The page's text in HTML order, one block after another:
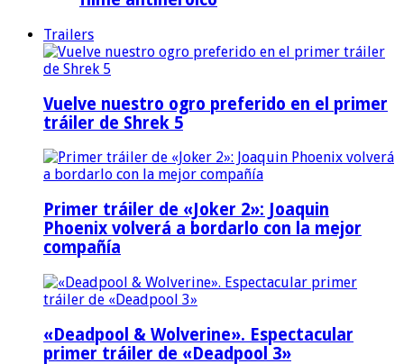
Trailers
Vuelve nuestro ogro preferido en el primer
tráiler de Shrek 5
Primer tráiler de «Joker 2»: Joaquin
Phoenix volverá a bordarlo con la mejor
compañía
«Deadpool & Wolverine». Espectacular
primer tráiler de «Deadpool 3»